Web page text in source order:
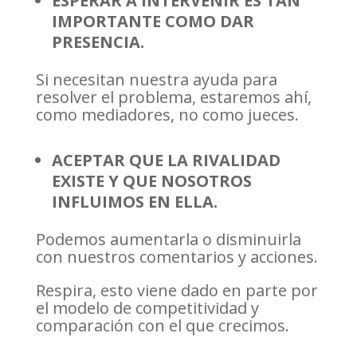
IMPORTANTE COMO DAR
PRESENCIA.
Si necesitan nuestra ayuda para
resolver el problema, estaremos ahí,
como mediadores, no como jueces.
ACEPTAR QUE LA RIVALIDAD
EXISTE Y QUE NOSOTROS
INFLUIMOS EN ELLA.
Podemos aumentarla o disminuirla
con nuestros comentarios y acciones.
Respira, esto viene dado en parte por
el modelo de competitividad y
comparación con el que crecimos.